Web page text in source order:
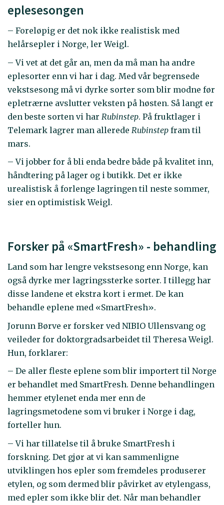
eplesesongen
– Foreløpig er det nok ikke realistisk med
helårsepler i Norge, ler Weigl.
– Vi vet at det går an, men da må man ha andre
eplesorter enn vi har i dag. Med vår begrensede
vekstsesong må vi dyrke sorter som blir modne før
epletrærne avslutter veksten på høsten. Så langt er
den beste sorten vi har Rubinstep. På fruktlager i
Telemark lagrer man allerede Rubinstep fram til
mars.
– Vi jobber for å bli enda bedre både på kvalitet inn,
håndtering på lager og i butikk. Det er ikke
urealistisk å forlenge lagringen til neste sommer,
sier en optimistisk Weigl.
Forsker på «SmartFresh» - behandling
Land som har lengre vekstsesong enn Norge, kan
også dyrke mer lagringssterke sorter. I tillegg har
disse landene et ekstra kort i ermet. De kan
behandle eplene med «SmartFresh».
Jorunn Børve er forsker ved NIBIO Ullensvang og
veileder for doktorgradsarbeidet til Theresa Weigl.
Hun, forklarer:
– De aller fleste eplene som blir importert til Norge
er behandlet med SmartFresh. Denne behandlingen
hemmer etylenet enda mer enn de
lagringsmetodene som vi bruker i Norge i dag,
forteller hun.
– Vi har tillatelse til å bruke SmartFresh i
forskning. Det gjør at vi kan sammenligne
utviklingen hos epler som fremdeles produserer
etylen, og som dermed blir påvirket av etylengass,
med epler som ikke blir det. Når man behandler